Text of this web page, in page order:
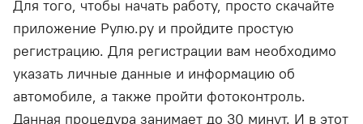
Для того, чтобы начать работу, просто скачайте
приложение Рулю.ру и пройдите простую
регистрацию. Для регистрации вам необходимо
указать личные данные и информацию об
автомобиле, а также пройти фотоконтроль.
Данная процедура занимает до 30 минут. И в этот